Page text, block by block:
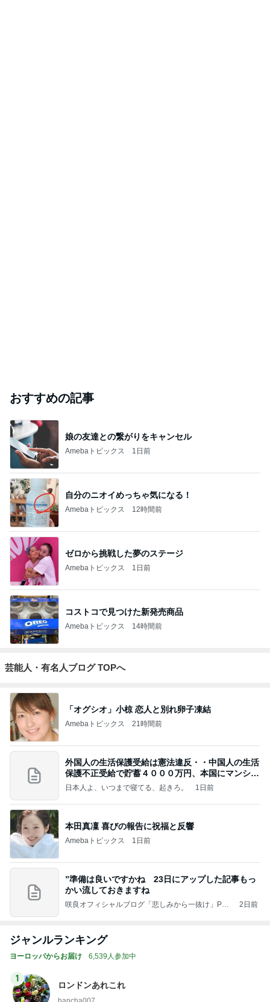
おすすめの記事
娘の友達との繋がりをキャンセル
Amebaトピックス 1日前
自分のニオイめっちゃ気になる！
Amebaトピックス 12時間前
ゼロから挑戦した夢のステージ
Amebaトピックス 1日前
コストコで見つけた新発売商品
Amebaトピックス 14時間前
芸能人・有名人ブログ TOPへ
「オグシオ」小椋 恋人と別れ卵子凍結
Amebaトピックス 21時間前
外国人の生活保護受給は憲法違反・・中国人の生活
保護不正受給で貯蓄４０００万円、本国にマンショ
ンを
日本人よ、いつまで寝てる、起きろ。 1日前
本田真凜 喜びの報告に祝福と反響
Amebaトピックス 1日前
”準備は良いですかね 23日にアップした記事もっ
かい流しておきますね
咲良オフィシャルブログ「悲しみから一抜け」Pow
2日前
ジャンルランキング
ヨーロッパからお届け 6,539人参加中
1
ロンドンあれこれ